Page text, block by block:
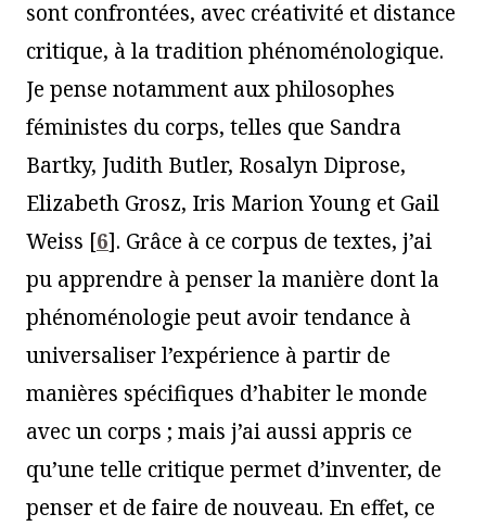
sont confrontées, avec créativité et distance
critique, à la tradition phénoménologique.
Je pense notamment aux philosophes
féministes du corps, telles que Sandra
Bartky, Judith Butler, Rosalyn Diprose,
Elizabeth Grosz, Iris Marion Young et Gail
Weiss [6]. Grâce à ce corpus de textes, j’ai
pu apprendre à penser la manière dont la
phénoménologie peut avoir tendance à
universaliser l’expérience à partir de
manières spécifiques d’habiter le monde
avec un corps ; mais j’ai aussi appris ce
qu’une telle critique permet d’inventer, de
penser et de faire de nouveau. En effet, ce